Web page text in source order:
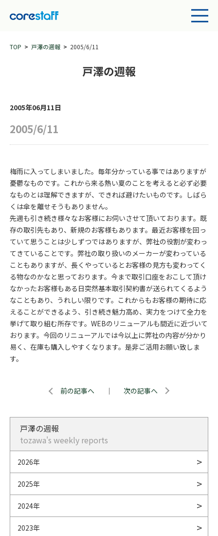
TOP 戸澤の週報 2005/6/11
戸澤の週報
2005年06月11日
2005/6/11
梅雨に入ってしまいました。毎年分かっている事ではありますが
憂鬱なものです。これから来る熱い夏のことを考えると必ず必要
なものとは理解できますが、できれば避けたいものです。しばら
くは傘を離せそうもありません。
先週も引き続き様々なお客様にお伺いさせて頂いております。既
存の取引先もあり、新規のお客様もあります。最近お客様を回っ
ていて思うことは少しずつではありますが、弊社の役割が変わっ
てきていることです。弊社の取り扱いのメーカーが変わっている
こともありますが、長くやっているとお客様の見方も変わってく
る物なのかなと思っております。今まで取引口座をおこして頂け
なかったお客様もある日突然基本取引契約書が送られてくるよう
なこともあり、うれしい限りです。これからもお客様の期待に応
えることができるよう、引き続き魅力高め、実力をつけて全力を
挙げて取り組む所存です。WEBのリニューアルも間近に近づいて
おります。今回のリニューアルでは今以上に弊社の内容が分かり
易く、在庫も購入しやすくなります。是非ご活用お願い致しま
す。
前の記事へ ｜ 次の記事へ
戸澤の週報
tozawa's weekly reports
2026年
2025年
2024年
2023年